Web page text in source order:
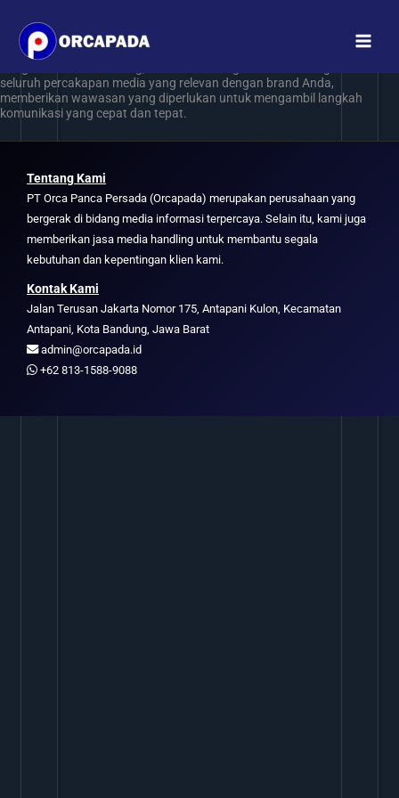
konten
MEDIA MONITORING
seluruh percakapan media yang relevan dengan brand Anda,
memberikan wawasan yang diperlukan untuk mengambil langkah
komunikasi yang cepat dan tepat.
Tentang Kami
PT Orca Panca Persada (Orcapada) merupakan perusahaan yang
bergerak di bidang media informasi terpercaya. Selain itu, kami juga
memberikan jasa media handling untuk membantu segala
kebutuhan dan kepentingan klien kami.
Kontak Kami
Jalan Terusan Jakarta Nomor 175, Antapani Kulon, Kecamatan
Antapani, Kota Bandung, Jawa Barat
admin@orcapada.id
+62 813-1588-9088